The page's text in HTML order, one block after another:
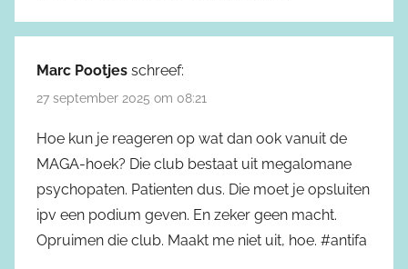
Marc Pootjes schreef:
27 september 2025 om 08:21
Hoe kun je reageren op wat dan ook vanuit de
MAGA-hoek? Die club bestaat uit megalomane
psychopaten. Patienten dus. Die moet je opsluiten
ipv een podium geven. En zeker geen macht.
Opruimen die club. Maakt me niet uit, hoe. #antifa